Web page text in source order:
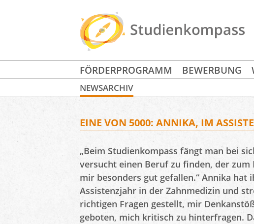
FÖRDERPROGRAMM BEWERBUNG
NEWSARCHIV
EINE VON 5000: ANNIKA, IM
„Beim Studienkompass fängt man bei
versucht einen Beruf zu finden, der
mir besonders gut gefallen.“ Annika
Assistenzjahr in der Zahnmedizin und
richtigen Fragen gestellt, mir
geboten, mich kritisch zu hinterfragen.